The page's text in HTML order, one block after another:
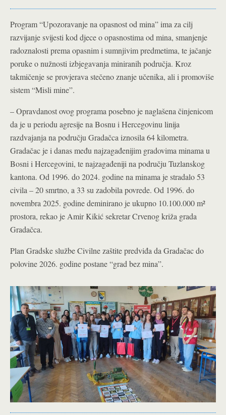
Program “Upozoravanje na opasnost od mina” ima za cilj
razvijanje svijesti kod djece o opasnostima od mina, smanjenje
radoznalosti prema opasnim i sumnjivim predmetima, te jačanje
poruke o nužnosti izbjegavanja miniranih područja. Kroz
takmičenje se provjerava stečeno znanje učenika, ali i promoviše
sistem “Misli mine”.
– Opravdanost ovog programa posebno je naglašena činjenicom
da je u periodu agresije na Bosnu i Hercegovinu linija
razdvajanja na području Gradačca iznosila 64 kilometra.
Gradačac je i danas među najzagađenijim gradovima minama u
Bosni i Hercegovini, te najzagađeniji na području Tuzlanskog
kantona. Od 1996. do 2024. godine na minama je stradalo 53
civila – 20 smrtno, a 33 su zadobila povrede. Od 1996. do
novembra 2025. godine deminirano je ukupno 10.100.000 m²
prostora, rekao je Amir Kikić sekretar Crvenog križa grada
Gradačca.
Plan Gradske službe Civilne zaštite predviđa da Gradačac do
polovine 2026. godine postane “grad bez mina”.